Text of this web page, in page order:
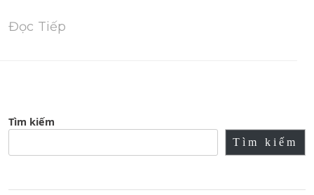
Đọc Tiếp
Tìm kiếm
Tìm kiếm